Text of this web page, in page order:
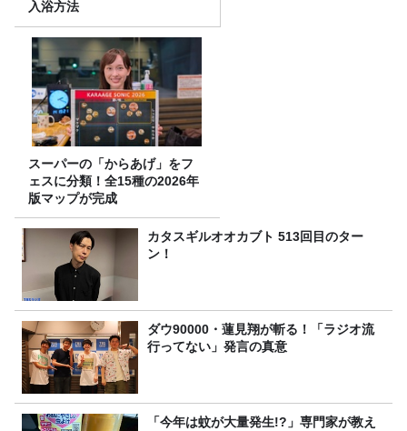
入浴方法
スーパーの「からあげ」をフ
ェスに分類！全15種の2026年
版マップが完成
カタスギルオオカブト 513回目のター
ン！
ダウ90000・蓮見翔が斬る！「ラジオ流
行ってない」発言の真意
「今年は蚊が大量発生!?」専門家が教え